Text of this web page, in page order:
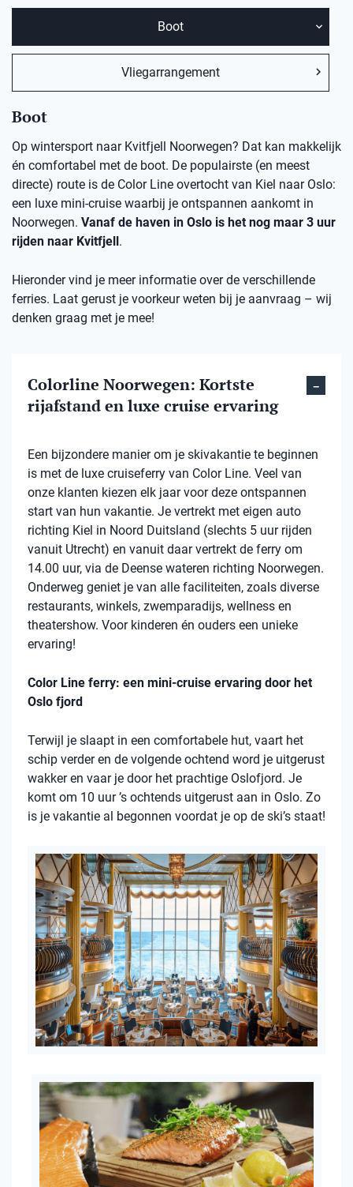
Boot
Vliegarrangement
Boot
Op wintersport naar Kvitfjell Noorwegen? Dat kan makkelijk
én comfortabel met de boot. De populairste (en meest
directe) route is de Color Line overtocht van Kiel naar Oslo:
een luxe mini-cruise waarbij je ontspannen aankomt in
Noorwegen. Vanaf de haven in Oslo is het nog maar 3 uur
rijden naar Kvitfjell.
Hieronder vind je meer informatie over de verschillende
ferries. Laat gerust je voorkeur weten bij je aanvraag – wij
denken graag met je mee!
Colorline Noorwegen: Kortste
rijafstand en luxe cruise ervaring
Een bijzondere manier om je skivakantie te beginnen
is met de luxe cruiseferry van Color Line. Veel van
onze klanten kiezen elk jaar voor deze ontspannen
start van hun vakantie. Je vertrekt met eigen auto
richting Kiel in Noord Duitsland (slechts 5 uur rijden
vanuit Utrecht) en vanuit daar vertrekt de ferry om
14.00 uur, via de Deense wateren richting Noorwegen.
Onderweg geniet je van alle faciliteiten, zoals diverse
restaurants, winkels, zwemparadijs, wellness en
theatershow. Voor kinderen én ouders een unieke
ervaring!
Color Line ferry: een mini-cruise ervaring door het
Oslo fjord
Terwijl je slaapt in een comfortabele hut, vaart het
schip verder en de volgende ochtend word je uitgerust
wakker en vaar je door het prachtige Oslofjord. Je
komt om 10 uur ’s ochtends uitgerust aan in Oslo. Zo
is je vakantie al begonnen voordat je op de ski’s staat!